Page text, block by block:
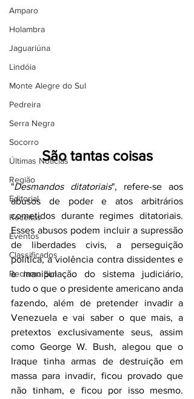
Amparo
Holambra
Jaguariúna
Lindóia
Monte Alegre do Sul
Pedreira
Serra Negra
Socorro
Últimas Notícias
Região
Editorial
Receitas
Eventos
Classificados
Reclamo Sim
São tantas coisas
"Desmandos ditatoriais", refere-se aos
abusos de poder e atos arbitrários
cometidos durante regimes ditatoriais.
Esses abusos podem incluir a supressão
de liberdades civis, a perseguição
política, a violência contra dissidentes e
a manipulação do sistema judiciário,
tudo o que o presidente americano anda
fazendo, além de pretender invadir a
Venezuela e vai saber o que mais, a
pretextos exclusivamente seus, assim
como George W. Bush, alegou que o
Iraque tinha armas de destruição em
massa para invadir, ficou provado que
não tinham, e ficou por isso mesmo.